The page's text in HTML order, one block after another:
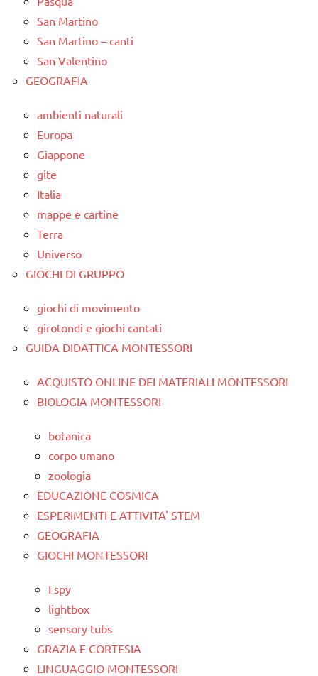
San Martino
San Martino – canti
San Valentino
GEOGRAFIA
ambienti naturali
Europa
Giappone
gite
Italia
mappe e cartine
Terra
Universo
GIOCHI DI GRUPPO
giochi di movimento
girotondi e giochi cantati
GUIDA DIDATTICA MONTESSORI
ACQUISTO ONLINE DEI MATERIALI MONTESSORI
BIOLOGIA MONTESSORI
botanica
corpo umano
zoologia
EDUCAZIONE COSMICA
ESPERIMENTI E ATTIVITA' STEM
GEOGRAFIA
GIOCHI MONTESSORI
I spy
lightbox
sensory tubs
GRAZIA E CORTESIA
LINGUAGGIO MONTESSORI